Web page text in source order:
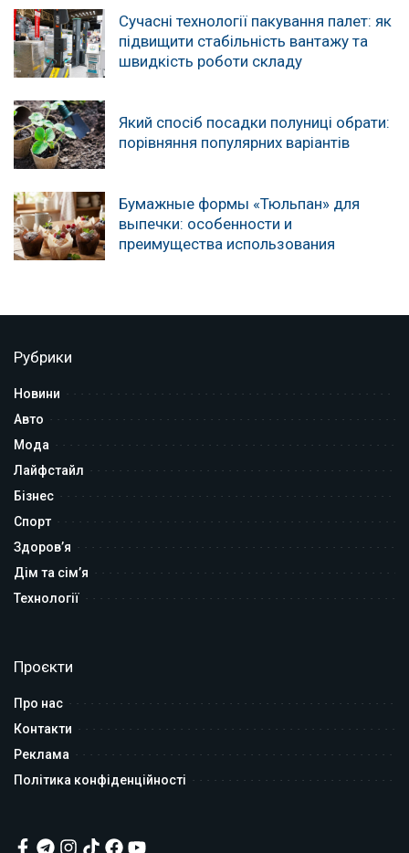
Сучасні технології пакування палет: як
підвищити стабільність вантажу та
швидкість роботи складу
Який спосіб посадки полуниці обрати:
порівняння популярних варіантів
Бумажные формы «Тюльпан» для
выпечки: особенности и
преимущества использования
Рубрики
Новини
Авто
Мода
Лайфстайл
Бізнес
Спорт
Здоров’я
Дім та сім’я
Технології
Проєкти
Про нас
Контакти
Реклама
Політика конфіденційності